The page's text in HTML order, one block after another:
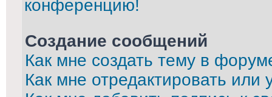
конференцию!
Создание сообщений
Как мне создать тему в
Как мне отредактировать